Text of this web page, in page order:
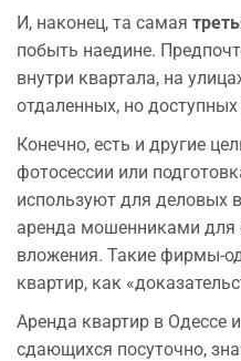
И, наконец, та самая
побыть наедине.
внутри квартала, на
отдаленных, но
Конечно, есть и другие
фотосессии или
используют для деловых
аренда мошенниками для
вложения. Такие фирмы-
квартир, как
Аренда квартир в Одессе
сдающихся посуточно,